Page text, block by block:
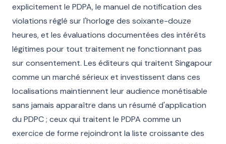
explicitement le PDPA, le manuel de notification des
violations réglé sur l'horloge des soixante-douze
heures, et les évaluations documentées des intérêts
légitimes pour tout traitement ne fonctionnant pas
sur consentement. Les éditeurs qui traitent Singapour
comme un marché sérieux et investissent dans ces
localisations maintiennent leur audience monétisable
sans jamais apparaître dans un résumé d'application
du PDPC ; ceux qui traitent le PDPA comme un
exercice de forme rejoindront la liste croissante des